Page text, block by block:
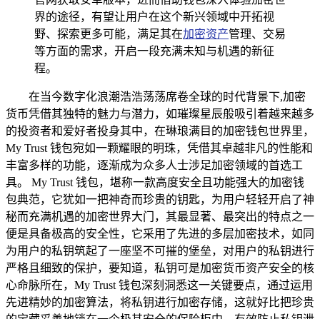
界的途径，有望让用户在这个新兴领域中开拓视
野、探索更多可能，满足其在加密资产管理、交易
等方面的需求，开启一段充满未知与机遇的新征
程。
在当今数字化浪潮浩浩荡荡席卷全球的时代背景下,加密
货币凭借其独特的魅力与潜力，如璀璨星辰般吸引着越来越多
的投资者和爱好者投身其中，在琳琅满目的加密钱包世界里，
My Trust 钱包宛如一颗耀眼的明珠，凭借其卓越非凡的性能和
丰富多样的功能，逐渐成为众多人士涉足加密领域的首选工
具。 My Trust 钱包，堪称一款高度安全且功能强大的加密钱
包典范，它犹如一把神奇而珍贵的钥匙，为用户轻轻开启了神
秘而充满机遇的加密世界大门，其最显著、最突出的特点之一
便是具备极高的安全性，它采用了先进的多层加密技术，如同
为用户的私钥筑起了一座坚不可摧的堡垒，对用户的私钥进行
严格且细致的保护，要知道，私钥可是加密货币资产安全的核
心命脉所在，My Trust 钱包深刻洞悉这一关键要点，通过运用
先进精妙的加密算法，将私钥进行加密存储，这就好比把珍贵